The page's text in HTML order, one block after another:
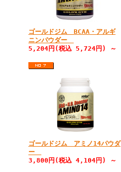
ゴールドジム BCAA・アルギ
ニンパウダー
5,204円(税込 5,724円) ～
ゴールドジム アミノ14パウダ
ー
3,800円(税込 4,104円) ～